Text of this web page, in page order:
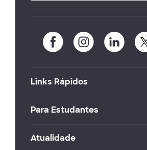
Links Rápidos
Para Estudantes
Atualidade